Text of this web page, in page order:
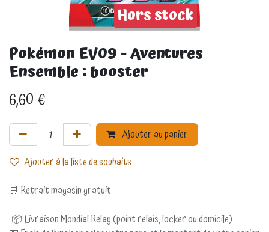
Hors stock
Pokémon EV09 - Aventures
Ensemble : booster
6,60€
Ajouter au panier
Ajouter à la liste de souhaits
🛒 Retrait magasin gratuit
📦 Livraison Mondial Relay (point relais, locker ou domicile)